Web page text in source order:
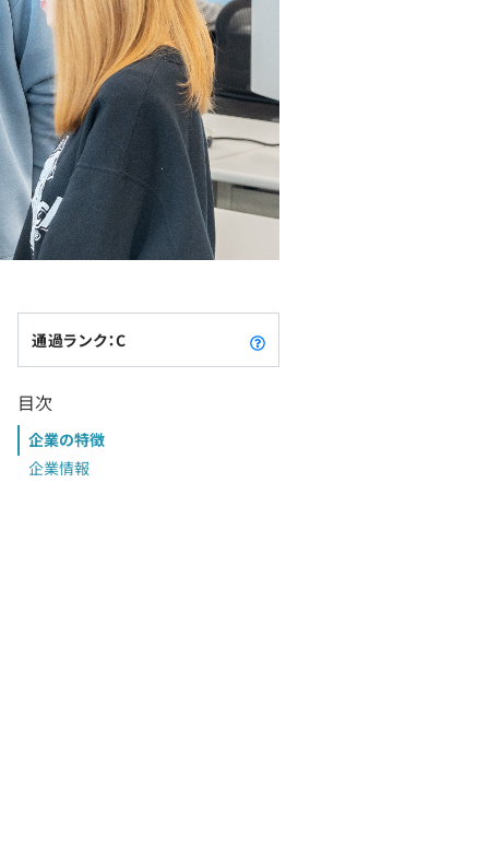
通過ランク：C
目次
企業の特徴
企業情報